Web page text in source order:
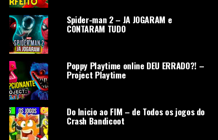
Spider-man 2 – JA JOGARAM e
CONTARAM TUDO
Poppy Playtime online DEU ERRADO?! –
Project Playtime
Do Inicio ao FIM – de Todos os jogos do
Crash Bandicoot